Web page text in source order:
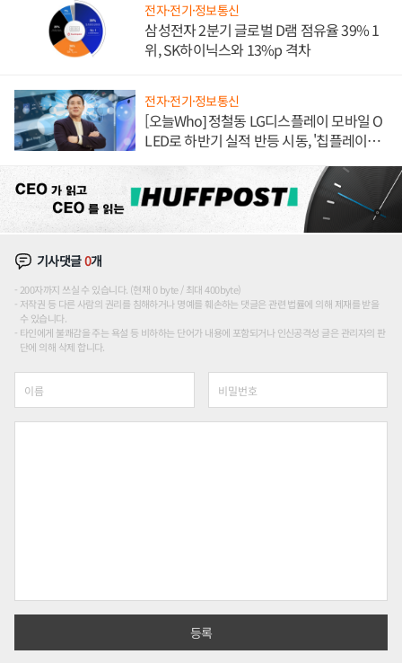
전자·전기·정보통신
삼성전자 2분기 글로벌 D램 점유율 39% 1
위, SK하이닉스와 13%p 격차
전자·전기·정보통신
[오늘Who] 정철동 LG디스플레이 모바일 O
LED로 하반기 실적 반등 시동, '칩플레이
기사댓글0개
200자까지 쓰실 수 있습니다. (현재 0 byte / 최대 400byte)
저작권 등 다른 사람의 권리를 침해하거나 명예를 훼손하는 댓글은 관련 법률에 의해 제재를 받을
수 있습니다.
타인에게 불쾌감을 주는 욕설 등 비하하는 단어가 내용에 포함되거나 인신공격성 글은 관리자의 판
단에 의해 삭제 합니다.